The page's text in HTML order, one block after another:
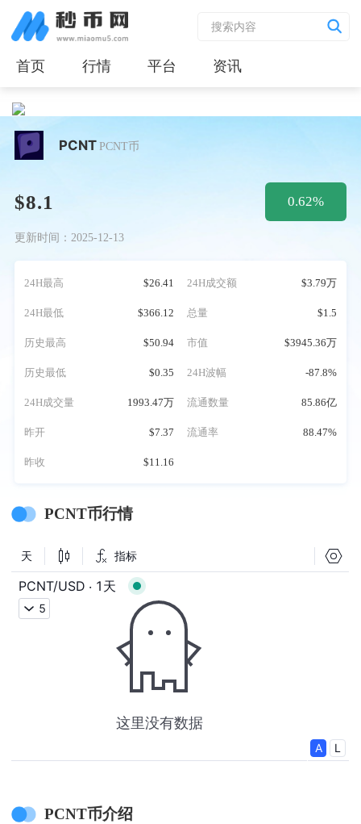
首页 行情 平台 资讯
PCNTPCNT币
$8.1 0.62%
更新时间：2025-12-13
24H最高 $26.41 24H成交额 $3.79万
24H最低 $366.12 总量 $1.5
历史最高 $50.94 市值 $3945.36万
历史最低 $0.35 24H波幅 -87.8%
24H成交量 1993.47万 流通数量 85.86亿
昨开 $7.37 流通率 88.47%
昨收 $11.16
PCNT币行情
PCNT币介绍